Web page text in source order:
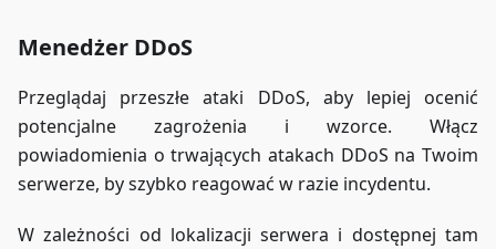
Menedżer DDoS
Przeglądaj przeszłe ataki DDoS, aby lepiej ocenić
potencjalne zagrożenia i wzorce. Włącz
powiadomienia o trwających atakach DDoS na Twoim
serwerze, by szybko reagować w razie incydentu.
W zależności od lokalizacji serwera i dostępnej tam